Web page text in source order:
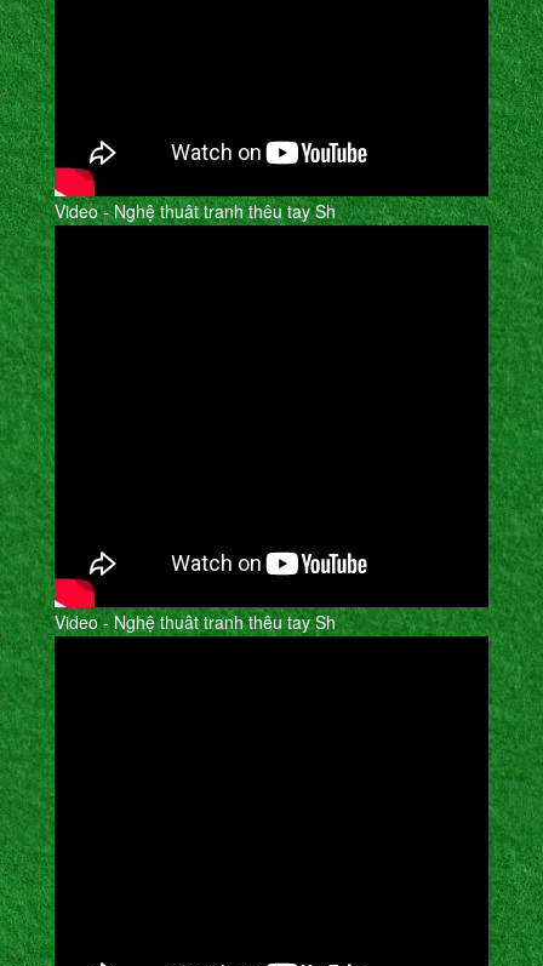
Video - Nghệ thuât tranh thêu tay Sh
Video - Nghệ thuât tranh thêu tay Sh